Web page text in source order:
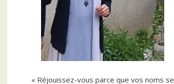
« Réjouissez-vous parce que vos noms se